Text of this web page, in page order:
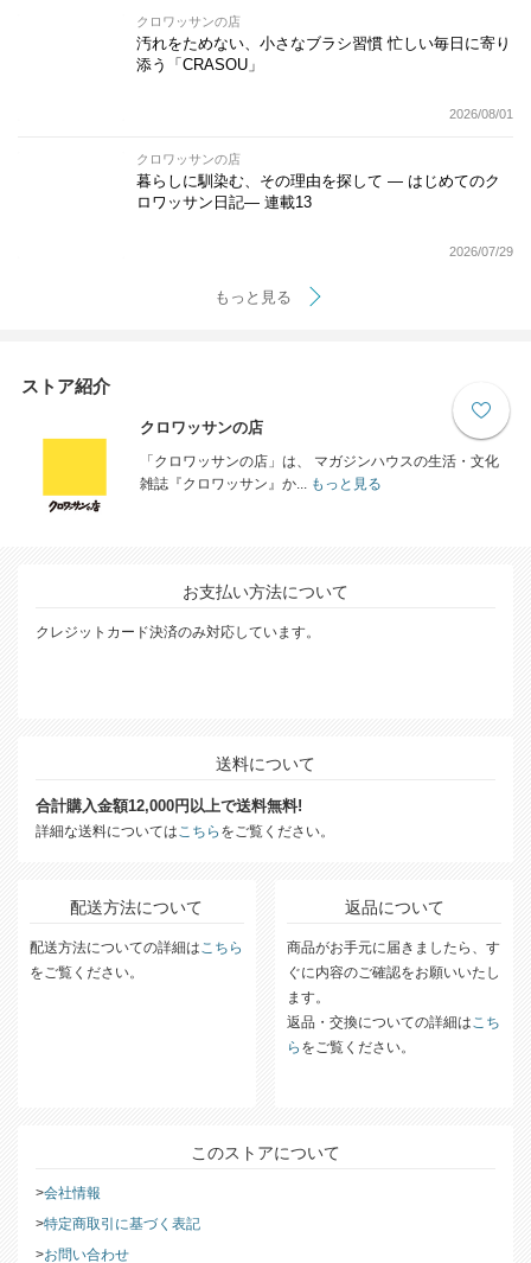
クロワッサンの店
汚れをためない、小さなブラシ習慣 忙しい毎日に寄り
添う「CRASOU」
2026/08/01
クロワッサンの店
暮らしに馴染む、その理由を探して ― はじめてのク
ロワッサン日記― 連載13
2026/07/29
もっと見る
ストア紹介
クロワッサンの店
「クロワッサンの店」は、 マガジンハウスの生活・文化
雑誌『クロワッサン』か...
もっと見る
お支払い方法について
クレジットカード決済のみ対応しています。
送料について
合計購入金額12,000円以上で送料無料!
詳細な送料についてはこちら をご覧ください。
配送方法について
配送方法についての詳細はこちら
をご覧ください。
返品について
商品がお手元に届きましたら、す
ぐに内容のご確認をお願いいたし
ます。
返品・交換についての詳細はこち
ら をご覧ください。
このストアについて
会社情報
特定商取引に基づく表記
お問い合わせ